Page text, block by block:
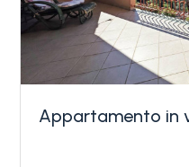
Appartamento in